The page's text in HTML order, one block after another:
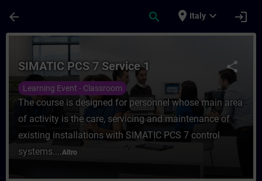
arrow_back search place Italy expand_more login
Corso - SIMATIC PCS 7 Service 1 -
share
SIMATIC PCS 7 Service 1
Learning Event - Classroom
The course is designed for personnel whose main area
of activity is the care, servicing and maintenance of
existing installations with SIMATIC PCS 7 control
systems....Altro